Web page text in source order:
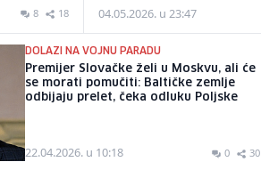
8 18 04.05.2026. u 23:47
DOLAZI NA VOJNU PARADU
Premijer Slovačke želi u Moskvu, ali će
se morati pomučiti: Baltičke zemlje
odbijaju prelet, čeka odluku Poljske
22.04.2026. u 10:18 0 30